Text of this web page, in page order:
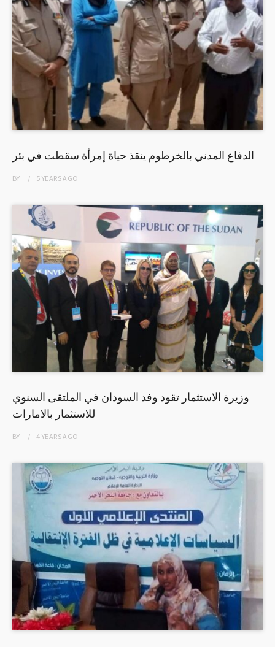
الدفاع المدني بالخرطوم ينقذ حياة إمرأة سقطت في بئر
BY 5 YEARSAGO
وزيرة الاستثمار تقود وفد السودان في الملتقى السنوي
للاستثمار بالامارات
BY 4 YEARSAGO